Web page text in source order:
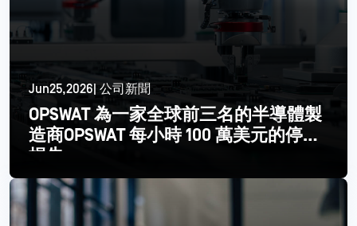
Jun25,2026| 公司新聞
OPSWAT 為一家全球前三名的半導體製
造商OPSWAT 每小時 100 萬美元的停機
損失
閱讀更多